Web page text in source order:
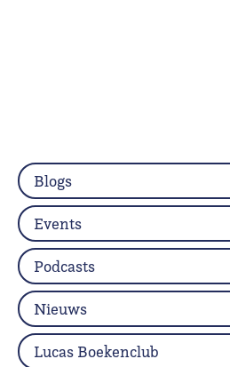
Blogs
Events
Podcasts
Nieuws
Lucas Boekenclub